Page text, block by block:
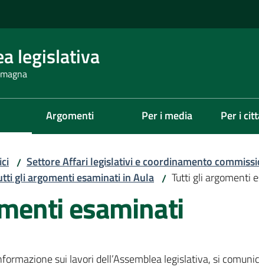
legislativa
Argomenti Per i media Per i
/ Settore Affari legislativi e coordinamento
gli argomenti esaminati in Aula / Tutti gli argomenti
esaminati
sui lavori dell’Assemblea legislativa, si